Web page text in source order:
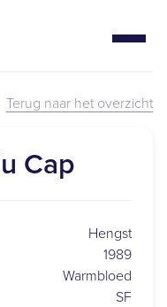
Terug naar het overzicht
Cap
Hengst
1989
Warmbloed
SF